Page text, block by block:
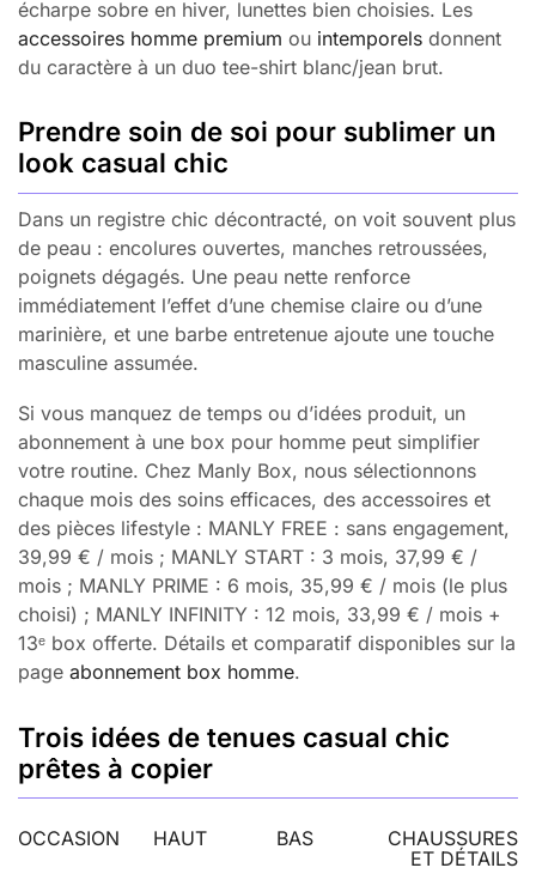
écharpe sobre en hiver, lunettes bien choisies. Les
accessoires homme premium ou intemporels donnent
du caractère à un duo tee-shirt blanc/jean brut.
Prendre soin de soi pour sublimer un
look casual chic
Dans un registre chic décontracté, on voit souvent plus
de peau : encolures ouvertes, manches retroussées,
poignets dégagés. Une peau nette renforce
immédiatement l’effet d’une chemise claire ou d’une
marinière, et une barbe entretenue ajoute une touche
masculine assumée.
Si vous manquez de temps ou d’idées produit, un
abonnement à une box pour homme peut simplifier
votre routine. Chez Manly Box, nous sélectionnons
chaque mois des soins efficaces, des accessoires et
des pièces lifestyle : MANLY FREE : sans engagement,
39,99 € / mois ; MANLY START : 3 mois, 37,99 € /
mois ; MANLY PRIME : 6 mois, 35,99 € / mois (le plus
choisi) ; MANLY INFINITY : 12 mois, 33,99 € / mois +
13ᵉ box offerte. Détails et comparatif disponibles sur la
page abonnement box homme.
Trois idées de tenues casual chic
prêtes à copier
OCCASION HAUT BAS
CHAUSSURES
ET DÉTAILS